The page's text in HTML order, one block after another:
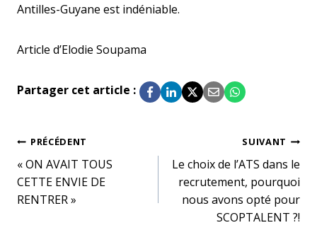
Antilles-Guyane est indéniable.
Article d’Elodie Soupama
Partager cet article :
Navigation
de
l’article
PRÉCÉDENT
« ON AVAIT TOUS
CETTE ENVIE DE
RENTRER »
SUIVANT
Le choix de l’ATS dans le
recrutement, pourquoi
nous avons opté pour
SCOPTALENT ?!